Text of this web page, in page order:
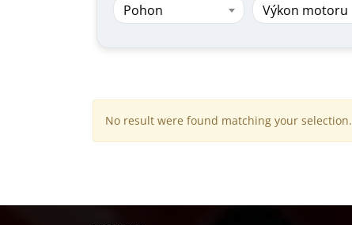
Pohon Výkon motoru
No result were found matching your selection.